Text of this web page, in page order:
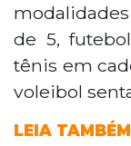
de 5,
tênis em
voleibol
LEIA TAMBÉM